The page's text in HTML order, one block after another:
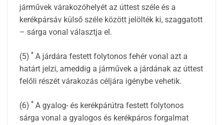
járművek várakozóhelyét az úttest széle és a
kerékpársáv külső széle között jelölték ki, szaggatott
– sárga vonal választja el.
(5) * A járdára festett folytonos fehér vonal azt a
határt jelzi, ameddig a járművek a járdának az úttest
felőli részét várakozás céljára igénybe vehetik.
(6) * A gyalog- és kerékpárútra festett folytonos
sárga vonal a gyalogos és kerékpáros forgalmat